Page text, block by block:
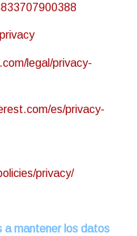
legal/privacy-
es/privacy-
privacy/
a mantener los datos